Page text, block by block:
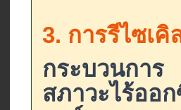
3. การรีไซเ
กระบวนกา
สภาวะไร้ออ